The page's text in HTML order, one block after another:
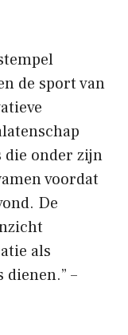
de sport van
die onder zijn
voordat
De
als
–